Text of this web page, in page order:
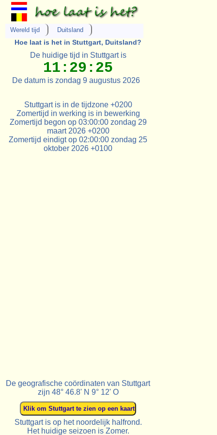
Wereld tijd Duitsland
Hoe laat is het in Stuttgart, Duitsland?
De huidige tijd in Stuttgart is
11:29:25
De datum is zondag 9 augustus 2026
Stuttgart is in de tijdzone +0200
Zomertijd in werking is in bewerking
Zomertijd begon op 03:00:00 zondag 29
maart 2026 +0200
Zomertijd eindigt op 02:00:00 zondag 25
oktober 2026 +0100
De geografische coördinaten van Stuttgart
zijn 48° 46.8' N 9° 12' O
Stuttgart is op het noordelijk halfrond.
Het huidige seizoen is Zomer.